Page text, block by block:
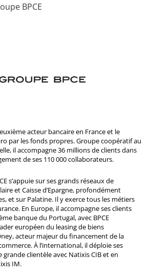
BPCE
acteur bancaire en France et le
par les fonds propres. Groupe coopératif au
il accompagne 36 millions de clients dans
de ses 110 000 collaborateurs.
s’appuie sur ses grands réseaux de
et Caisse d’Epargne, profondément
et sur Palatine. Il y exerce tous les métiers
En Europe, il accompagne ses clients
banque du Portugal, avec BPCE
européen du leasing de biens
acteur majeur du financement de la
À l’international, il déploie ses
clientèle avec Natixis CIB et en
IM.